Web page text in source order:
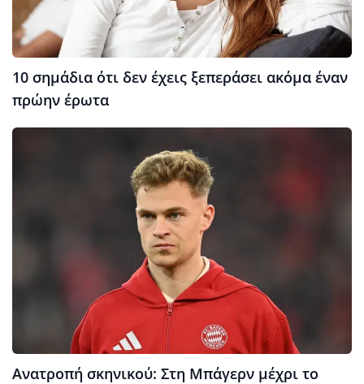
10 σημάδια ότι δεν έχεις ξεπεράσει ακόμα έναν
πρώην έρωτα
Ανατροπή σκηνικού: Στη Μπάγερν μέχρι το